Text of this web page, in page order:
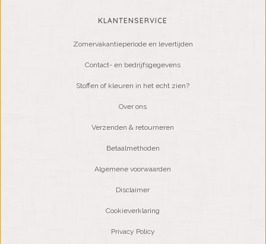
KLANTENSERVICE
Zomervakantieperiode en levertijden
Contact- en bedrijfsgegevens
Stoffen of kleuren in het echt zien?
Over ons
Verzenden & retourneren
Betaalmethoden
Algemene voorwaarden
Disclaimer
Cookieverklaring
Privacy Policy